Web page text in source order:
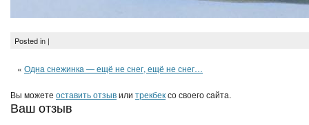
Posted in |
« Одна снежинка — ещё не снег, ещё не снег…
Вы можете оставить отзывили трекбексо своего сайта.
Ваш отзыв